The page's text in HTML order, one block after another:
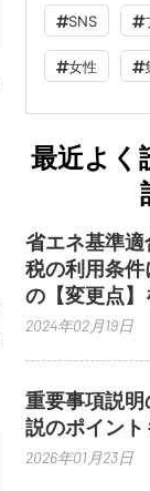
SNS
女性
最近よく
省エネ基準
税の利用条
の【変更点】
2024年02月19日
重要事項説
説のポイント
2026年01月23日